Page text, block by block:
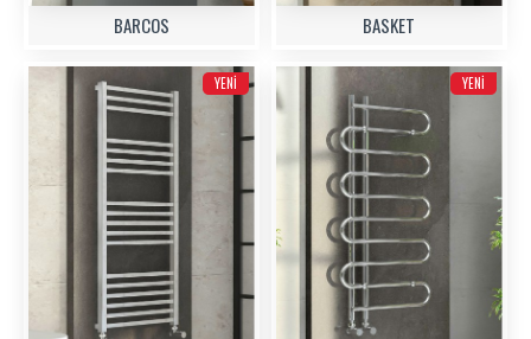
BARCOS BASKET
YENI YENI